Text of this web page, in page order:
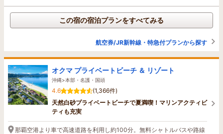
この宿の宿泊プランをすべてみる
航空券/JR新幹線・特急付プランから探す
オクマ プライベートビーチ ＆ リゾート
沖縄>本部・名護・国頭
4.6
(1,366件)
天然白砂プライベートビーチで夏満喫！マリンアクティビ
ティも充実
那覇空港より車で高速道路を利用し約100分。無料シャトルバスや路線